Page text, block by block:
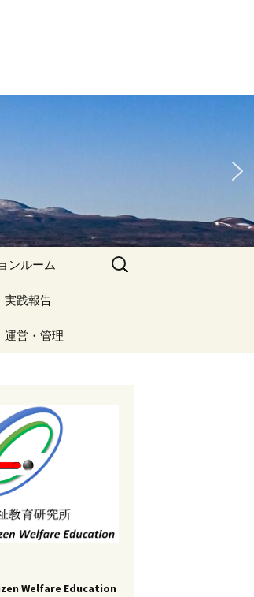
ンルーム
）
）
）
実践報告
１）
（３）
（４）
（５）
運営・管理
検
索:
Welfare Education